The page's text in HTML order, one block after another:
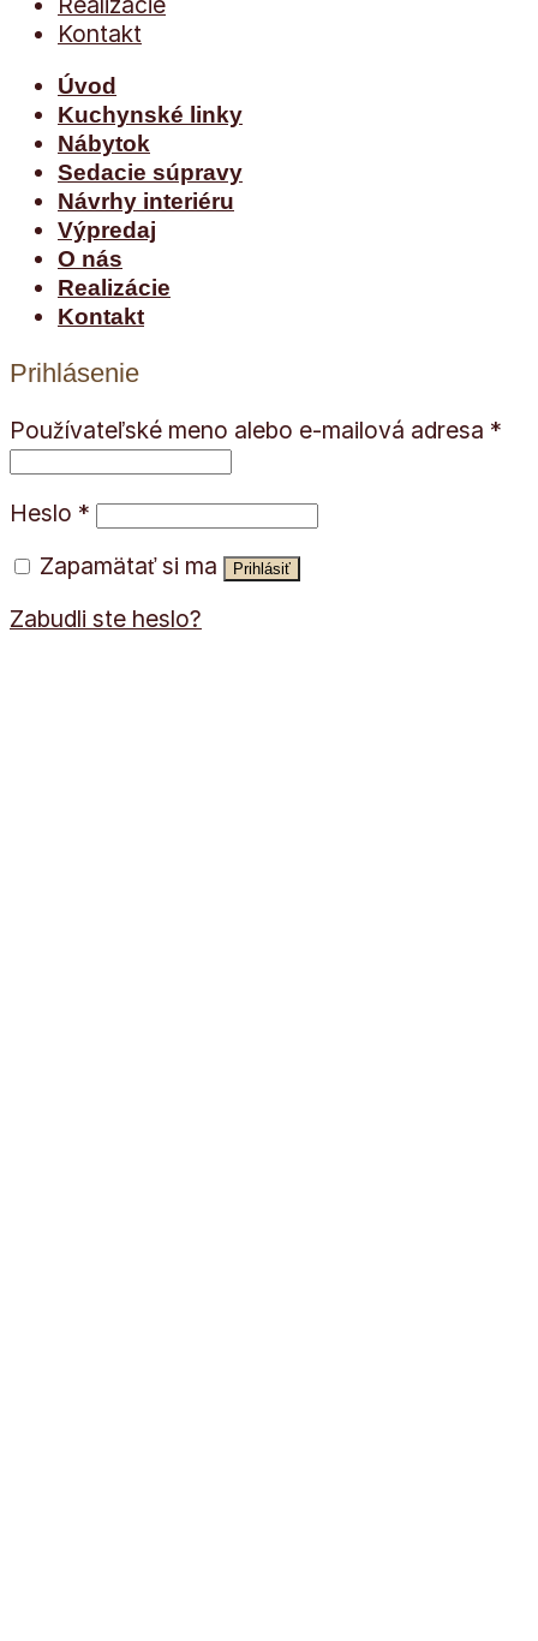
Kontakt
Úvod
Kuchynské linky
Nábytok
Sedacie súpravy
Návrhy interiéru
Výpredaj
O nás
Realizácie
Kontakt
Prihlásenie
Používateľské meno alebo e-mailová adresa *
Heslo *
Zapamätať si ma
Prihlásiť
Zabudli ste heslo?